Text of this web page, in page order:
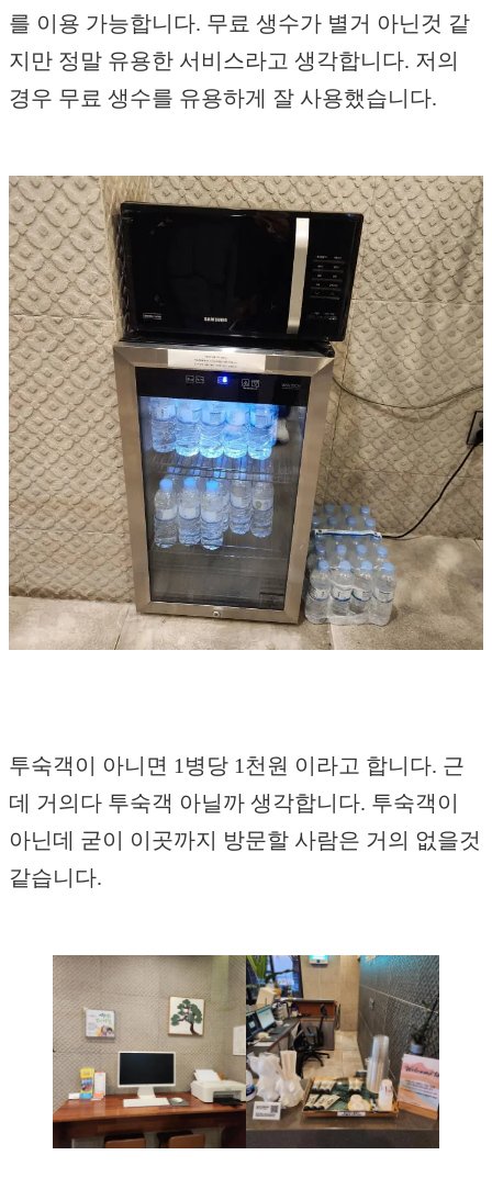
를 이용 가능합니다. 무료 생수가 별거 아닌것 같
지만 정말 유용한 서비스라고 생각합니다. 저의
경우 무료 생수를 유용하게 잘 사용했습니다.
투숙객이 아니면 1병당 1천원 이라고 합니다. 근
데 거의다 투숙객 아닐까 생각합니다. 투숙객이
아닌데 굳이 이곳까지 방문할 사람은 거의 없을것
같습니다.